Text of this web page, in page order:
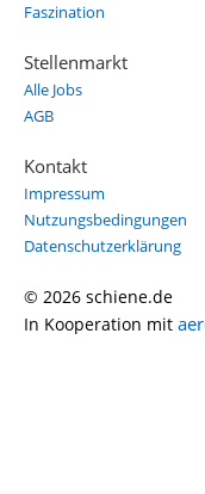
Faszination
Stellenmarkt
Alle Jobs
AGB
Kontakt
Impressum
Nutzungsbedingungen
Datenschutzerklärung
© 2026 schiene.de
In Kooperation mit